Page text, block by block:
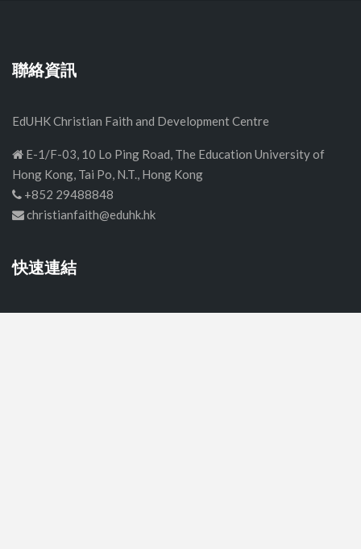
聯絡資訊
EdUHK Christian Faith and Development Centre
E-1/F-03, 10 Lo Ping Road, The Education University of
Hong Kong, Tai Po, N.T., Hong Kong
+852 29488848
christianfaith@eduhk.hk
快速連結